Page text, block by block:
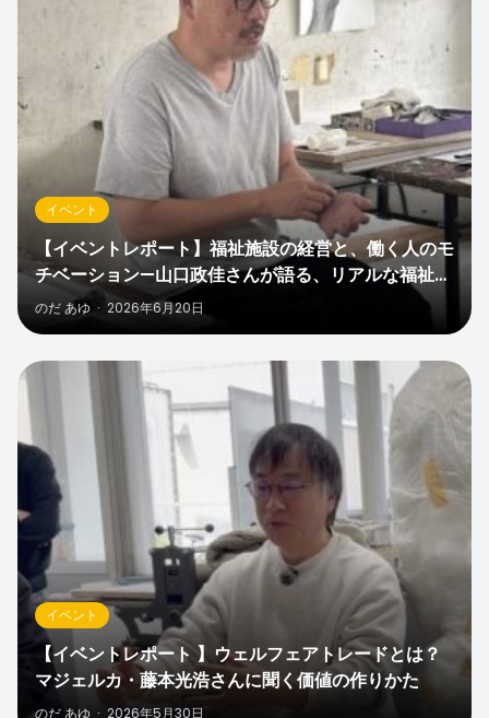
イベント
【イベントレポート】福祉施設の経営と、働く人のモ
チベーション—山口政佳さんが語る、リアルな福祉施
設運営の話
のだ あゆ · 2026年6月20日
イベント
【イベントレポート 】ウェルフェアトレードとは？
マジェルカ・藤本光浩さんに聞く価値の作りかた
のだ あゆ · 2026年5月30日